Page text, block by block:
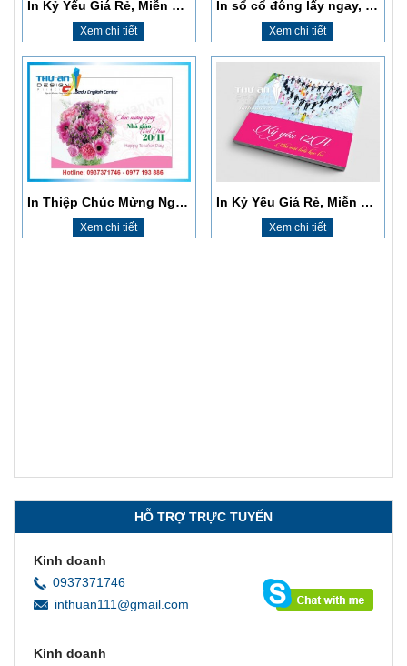
Xem chi tiết Xem chi tiết
HỖ TRỢ TRỰC TUYẾN
Kinh doanh
0937371746
inthuan111@gmail.com
Kinh doanh